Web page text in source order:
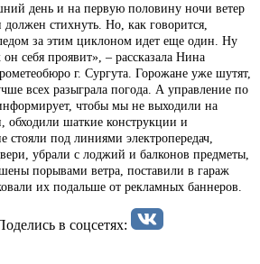
день и на первую половину ночи ветер
стихнуть. Но, как говорится,
за этим циклоном идет еще один. Ну
себя проявит», – рассказала Нина
г. Сургута. Горожане уже шутят,
всех разыграла погода. А управление по
чтобы мы не выходили на
обходили шаткие конструкции и
стояли под линиями электропередач,
убрали с лоджий и балконов предметы,
порывами ветра, поставили в гараж
их подальше от рекламных баннеров.
в соцсетях: